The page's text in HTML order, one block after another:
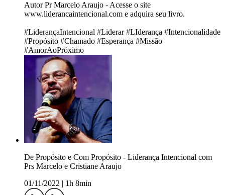
Autor Pr Marcelo Araujo - Acesse o site
www.liderancaintencional.com e adquira seu livro.
#LiderançaIntencional #Liderar #LIderança #Intencionalidade
#Propósito #Chamado #Esperança #Missão
#AmorAoPróximo
De Propósito e Com Propósito - Liderança Intencional com
Prs Marcelo e Cristiane Araujo
01/11/2022
1h 8min